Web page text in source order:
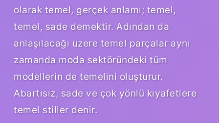
olarak temel, gerçek anlamı; temel,
temel, sade demektir. Adından da
anlaşılacağı üzere temel parçalar aynı
zamanda moda sektöründeki tüm
modellerin de temelini oluşturur.
Abartısız, sade ve çok yönlü kıyafetlere
temel stiller denir.